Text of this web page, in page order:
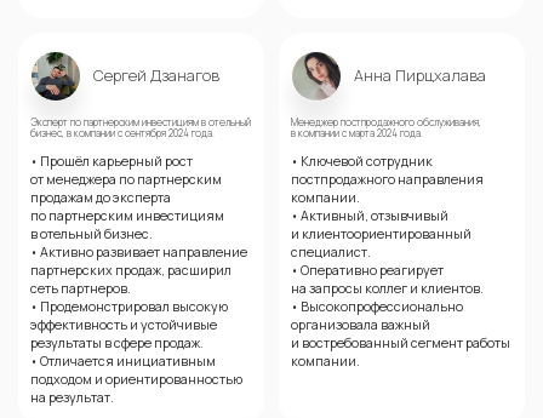
Сергей Дзанагов
Эксперт по партнерским инвестициям в отельный
бизнес, в компании с сентября 2024 года.
• Прошёл карьерный рост
от менеджера по партнерским
продажам до эксперта
по партнерским инвестициям
в отельный бизнес.
• Активно развивает направление
партнерских продаж, расширил
сеть партнеров.
• Продемонстрировал высокую
эффективность и устойчивые
результаты в сфере продаж.
• Отличается инициативным
подходом и ориентированностью
на результат.
Анна Пирцхалава
Менеджер постпродажного обслуживания,
в компании с марта 2024 года.
• Ключевой сотрудник
постпродажного направления
компании.
• Активный, отзывчивый
и клиентоориентированный
специалист.
• Оперативно реагирует
на запросы коллег и клиентов.
• Высокопрофессионально
организовала важный
и востребованный сегмент работы
компании.